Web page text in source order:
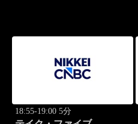
18:55-19:00 5分